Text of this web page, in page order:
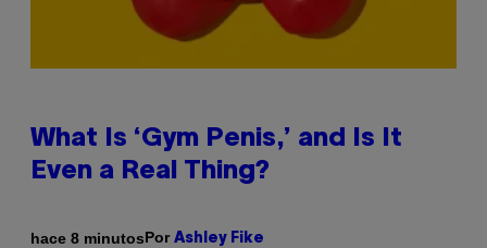
What Is ‘Gym Penis,’ and Is It
Even a Real Thing?
hace 8 minutosPor Ashley Fike